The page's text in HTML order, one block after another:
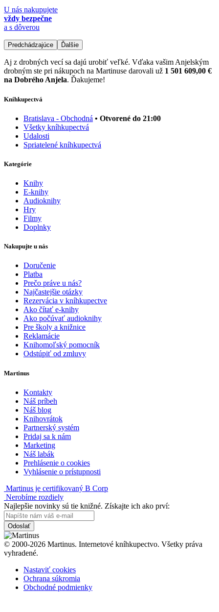
U nás nakupujete
vždy bezpečne
a s dôverou
Predchádzajúce Ďalšie
Aj z drobných vecí sa dajú urobiť veľké. Vďaka vašim Anjelským
drobným ste pri nákupoch na Martinuse darovali už 1 501 609,00 €
na Dobrého Anjela. Ďakujeme!
Kníhkupectvá
Bratislava - Obchodná • Otvorené do 21:00
Všetky kníhkupectvá
Udalosti
Spriatelené kníhkupectvá
Kategórie
Knihy
E-knihy
Audioknihy
Hry
Filmy
Doplnky
Nakupujte u nás
Doručenie
Platba
Prečo práve u nás?
Najčastejšie otázky
Rezervácia v kníhkupectve
Ako čítať e-knihy
Ako počúvať audioknihy
Pre školy a knižnice
Reklamácie
Knihomoľský pomocník
Odstúpiť od zmluvy
Martinus
Kontakty
Náš príbeh
Náš blog
Knihovrátok
Partnerský systém
Pridaj sa k nám
Marketing
Náš labák
Prehlásenie o cookies
Vyhlásenie o prístupnosti
Martinus je certifikovaný B Corp
Nerobíme rozdiely
Najlepšie novinky sú tie knižné. Získajte ich ako prví:
Odoslať
© 2000-2026 Martinus. Internetové kníhkupectvo. Všetky práva
vyhradené.
Nastaviť cookies
Ochrana súkromia
Obchodné podmienky